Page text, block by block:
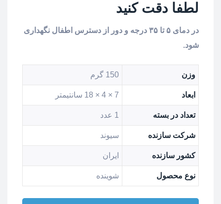
لطفا دقت کنید
در دمای ۵ تا ۳۵ درجه و دور از دسترس اطفال نگهداری
شود.
وزن 150 گرم
ابعاد 7 × 4 × 18 سانتیمتر
تعداد در بسته 1 عدد
شرکت سازنده سیوند
کشور سازنده ایران
نوع محصول شوینده